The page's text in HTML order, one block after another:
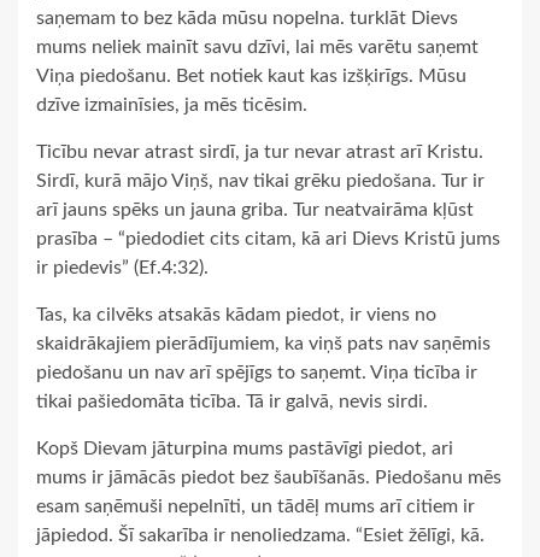
saņemam to bez kāda mūsu nopelna. turklāt Dievs
mums neliek mainīt savu dzīvi, lai mēs varētu saņemt
Viņa piedošanu. Bet notiek kaut kas izšķirīgs. Mūsu
dzīve izmainīsies, ja mēs ticēsim.
Ticību nevar atrast sirdī, ja tur nevar atrast arī Kristu.
Sirdī, kurā mājo Viņš, nav tikai grēku piedošana. Tur ir
arī jauns spēks un jauna griba. Tur neatvairāma kļūst
prasība – “piedodiet cits citam, kā ari Dievs Kristū jums
ir piedevis” (Ef.4:32).
Tas, ka cilvēks atsakās kādam piedot, ir viens no
skaidrākajiem pierādījumiem, ka viņš pats nav saņēmis
piedošanu un nav arī spējīgs to saņemt. Viņa ticība ir
tikai pašiedomāta ticība. Tā ir galvā, nevis sirdi.
Kopš Dievam jāturpina mums pastāvīgi piedot, ari
mums ir jāmācās piedot bez šaubīšanās. Piedošanu mēs
esam saņēmuši nepelnīti, un tādēļ mums arī citiem ir
jāpiedod. Šī sakarība ir nenoliedzama. “Esiet žēlīgi, kā.